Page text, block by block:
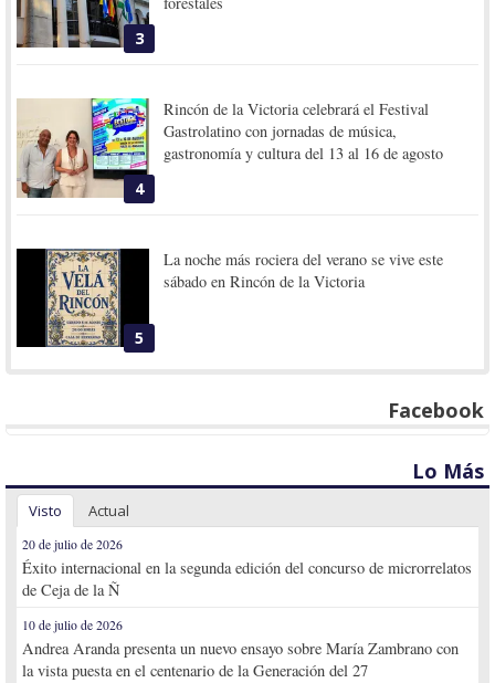
3
4
Rincón de la Victoria celebrará el Festival
Gastrolatino con jornadas de música,
gastronomía y cultura del 13 al 16 de agosto
5
La noche más rociera del verano se vive este
sábado en Rincón de la Victoria
Facebook
Lo Más
Visto Actual
20 de julio de 2026
Éxito internacional en la segunda edición del concurso de microrrelatos
de Ceja de la Ñ
10 de julio de 2026
Andrea Aranda presenta un nuevo ensayo sobre María Zambrano con
la vista puesta en el centenario de la Generación del 27